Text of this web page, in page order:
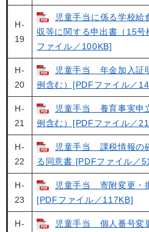
H-
19
児童手当に係る学校給
収等に関する申出書（15号
ファイル／100KB]
H-
20
児童手当 年金加入証
例含む）[PDFファイル／
H-
21
児童手当 養育事実申
例含む）[PDFファイル／
H-
22
児童手当 課税情報の
る同意書 [PDFファイル／
H-
23
児童手当 寄附変更・
[PDFファイル／117KB]
H-
児童手当 個人番号変